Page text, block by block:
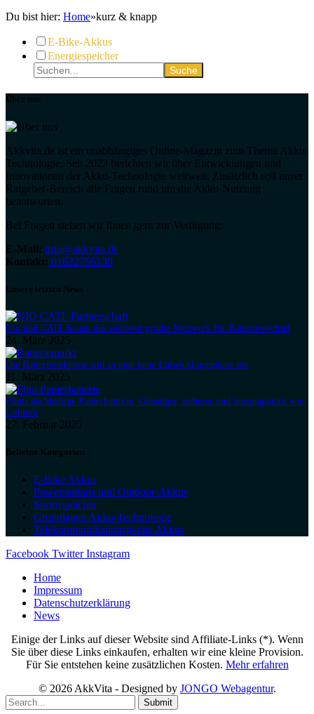
Du bist hier: Home»kurz & knapp
E-Bike-Akkus
Energiespeicher
Über uns
Akkvita.de ist ein unabhängiges Online-Magazin zum Thema Akku-
Technologie. Seit 2023 berichten wir über Entwicklungen und
Innovationen der Akku-Technologie weltweit. Zusätzlich soll unser
Ratgeber-Bereich alle Fragen rund um die Akku-Nutzung
beantworten.
Bei Fragen stehen wir Ihnen gern zur Verfügung:
E-Mail: info@akkvita.de
Kontakt: 01622756130
Unsere letzten News
Nio und CATL bauen das weltweit größte Netzwerk für Batteriewechsel
24. März 2025
Die Batterieindustrie tritt in eine neue Entwicklungsphase ein
11. März 2025
Flints nachhaltige Papierbatterie: Günstiger, sicherer und leistungsstark wie
Lithium
27. Februar 2025
Beliebte Kategorien
E-Bike Akkus
Powerstations und Outdoor-Akkus
Stromspeicher
Grundlagen Akku-Technologie
Telekommunikationsgeräte Akkus
Facebook Twitter Instagram
Home
Impressum
Datenschutzerklärung
News
Einige der Links auf dieser Website sind Affiliate-Links (*). Wenn
Sie über diese Links einkaufen, erhalten wir eine kleine Provision.
Für Sie entstehen keine zusätzlichen Kosten. Mehr erfahren
© 2026 AkkVita - Designed by JONGO Webagentur.
Submit